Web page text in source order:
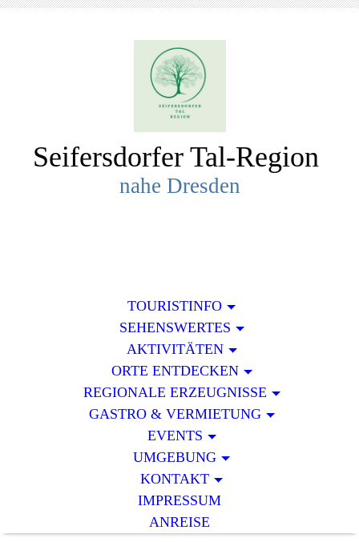
Seifersdorfer Tal-Region
nahe Dresden
TOURISTINFO
SEHENSWERTES
AKTIVITÄTEN
ORTE ENTDECKEN
REGIONALE ERZEUGNISSE
GASTRO & VERMIETUNG
EVENTS
UMGEBUNG
KONTAKT
IMPRESSUM
ANREISE